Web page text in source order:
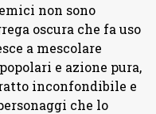
non sono
oscura che fa uso
a mescolare
e azione pura,
inconfondibile e
che lo